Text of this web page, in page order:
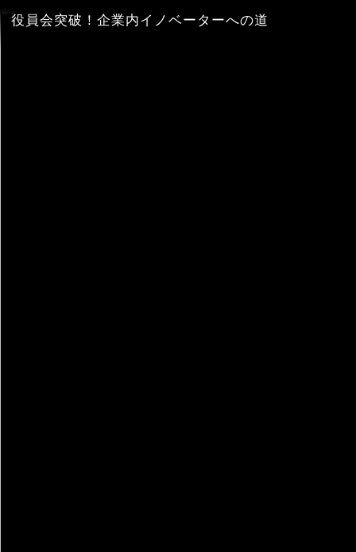
役員会突破！企業内イノベーターへの道